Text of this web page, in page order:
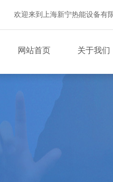
欢迎来到上海新宁热能设备有
网站首页 关于我们